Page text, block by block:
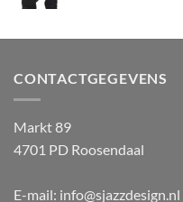
CONTACTGEGEVENS
Markt 89
4701 PD Roosendaal
E-mail: info@sjazzdesign.nl